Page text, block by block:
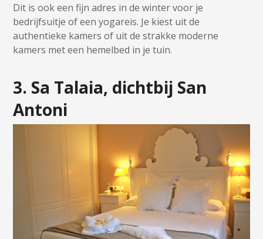
Dit is ook een fijn adres in de winter voor je
bedrijfsuitje of een yogareis. Je kiest uit de
authentieke kamers of uit de strakke moderne
kamers met een hemelbed in je tuin.
3. Sa Talaia, dichtbij San
Antoni